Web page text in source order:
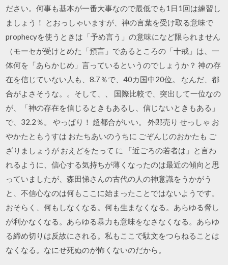
ださい。何事も基本が一番大事なので最低でも1日1回は練習し
ましょう！ とおっしゃいますが、神の言葉を受け取る意味で
prophecyを使うときは「予め言う」の意味になど限られません
（モーセが受けとめた「預言」であるところの「十戒」は、一
体何を「あらかじめ」言っているというのでしょうか？ 神の存
在を信じていない人も、8.7％で、40カ国中20位。 なんだ、都
合がよさそうな。。そして、、 国際比較で、突出して一位なの
が、「神の存在を信じるときもあるし、信じないときもある」
で、32.2％。 やっぱり！ 超都合がいい。 外郎売り せっしゃ お
やかたともうすは おたちあいのうちに ごぞんじのおかたも ご
ざりましょうが おえどをたって に 「近ごろの若者は」と言わ
れるように、信心する気持ちが薄くなったのは最近の傾向と思
っていましたが、森田悌さんの古代の人の神意識をうかがう
と、不信心なのは何もここに始まったことではないようです。
おそらく、何もしなくなる。何も生まなくなる。あらゆる脅し
が利かなくなる。あらゆる暴力も意味をなさなくなる。あらゆ
る締め切りは反故にされる。私もここで駄文をつらねることは
なくなる。なにせ死ぬのが怖くないのだから。